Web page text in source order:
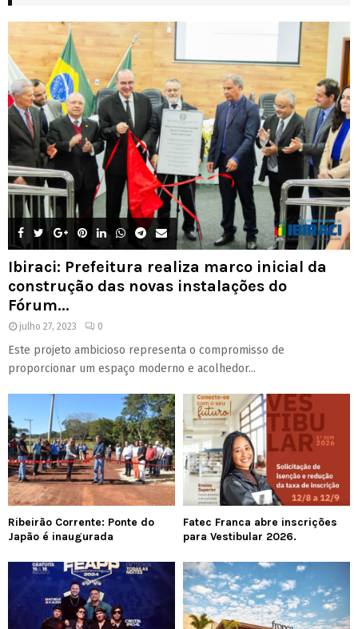
Ibiraci: Prefeitura realiza marco inicial da
construção das novas instalações do
Fórum...
julho 27, 2023 0
Este projeto ambicioso representa o compromisso de
proporcionar um espaço moderno e acolhedor...
Ribeirão Corrente: Ponte do
Japão é inaugurada
Fatec Franca abre inscrições
para Vestibular 2026.